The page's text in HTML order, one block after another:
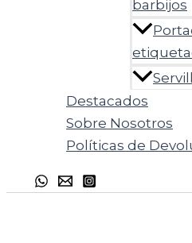
barbijos
Destacados
Sobre Nosotros
Políticas de